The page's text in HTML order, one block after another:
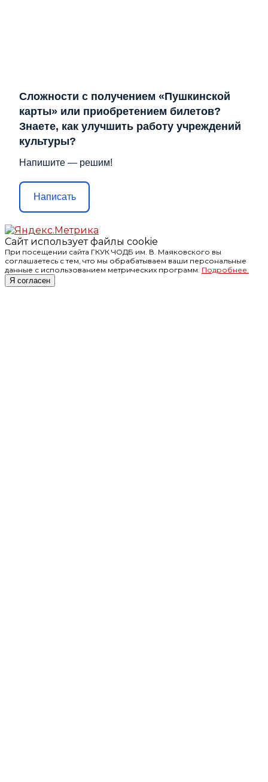
Сложности с получением «Пушкинской
карты» или приобретением билетов?
Знаете, как улучшить работу учреждений
культуры?
Напишите — решим!
Написать
Сайт использует файлы cookie
При посещении сайта ГКУК ЧОДБ им. В. Маяковского вы
соглашаетесь с тем, что мы обрабатываем ваши персональные
данные с использованием метрических программ. Подробнее.
Я согласен